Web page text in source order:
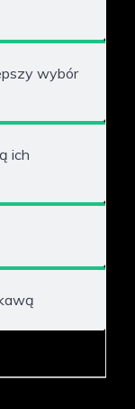
wybór
ich